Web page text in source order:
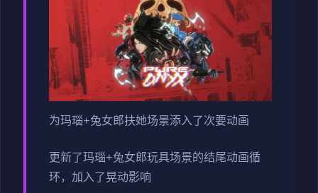
为玛瑙+兔女郎扶她场景添入了次要动画
更新了玛瑙+兔女郎玩具场景的结尾动画循
环，加入了晃动影响